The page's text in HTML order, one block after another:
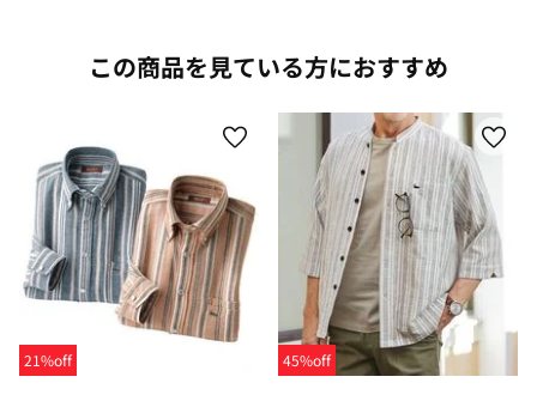
この商品を見ている方におすすめ
21%off 45%off